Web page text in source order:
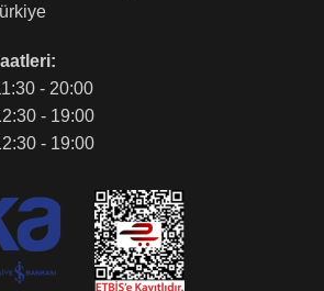
- 20:00
- 19:00
- 19:00